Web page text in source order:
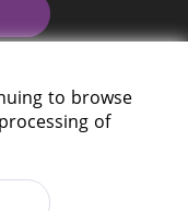
to browse
of